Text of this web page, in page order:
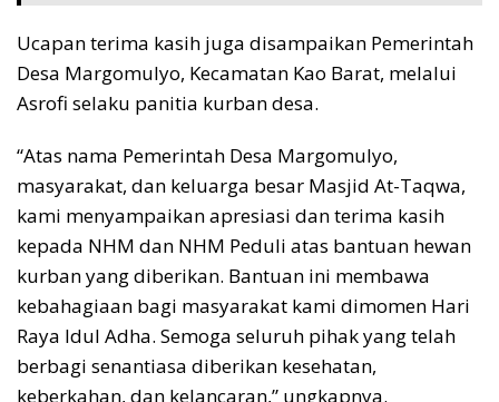
Ucapan terima kasih juga disampaikan Pemerintah
Desa Margomulyo, Kecamatan Kao Barat, melalui
Asrofi selaku panitia kurban desa.
“Atas nama Pemerintah Desa Margomulyo,
masyarakat, dan keluarga besar Masjid At-Taqwa,
kami menyampaikan apresiasi dan terima kasih
kepada NHM dan NHM Peduli atas bantuan hewan
kurban yang diberikan. Bantuan ini membawa
kebahagiaan bagi masyarakat kami dimomen Hari
Raya Idul Adha. Semoga seluruh pihak yang telah
berbagi senantiasa diberikan kesehatan,
keberkahan, dan kelancaran,” ungkapnya.